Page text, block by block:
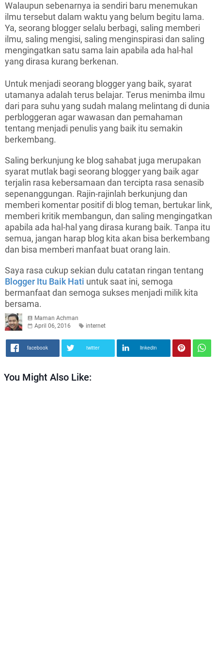
Walaupun sebenarnya ia sendiri baru menemukan
ilmu tersebut dalam waktu yang belum begitu lama.
Ya, seorang blogger selalu berbagi, saling memberi
ilmu, saling mengisi, saling menginspirasi dan saling
mengingatkan satu sama lain apabila ada hal-hal
yang dirasa kurang berkenan.
Untuk menjadi seorang blogger yang baik, syarat
utamanya adalah terus belajar. Terus menimba ilmu
dari para suhu yang sudah malang melintang di dunia
perbloggeran agar wawasan dan pemahaman
tentang menjadi penulis yang baik itu semakin
berkembang.
Saling berkunjung ke blog sahabat juga merupakan
syarat mutlak bagi seorang blogger yang baik agar
terjalin rasa kebersamaan dan tercipta rasa senasib
sepenanggungan. Rajin-rajinlah berkunjung dan
memberi komentar positif di blog teman, bertukar link,
memberi kritik membangun, dan saling mengingatkan
apabila ada hal-hal yang dirasa kurang baik. Tanpa itu
semua, jangan harap blog kita akan bisa berkembang
dan bisa memberi manfaat buat orang lain.
Saya rasa cukup sekian dulu catatan ringan tentang
Blogger Itu Baik Hati untuk saat ini, semoga
bermanfaat dan semoga sukses menjadi milik kita
bersama.
Maman Achman
April 06, 2016
internet
facebook twitter linkedin
You Might Also Like: